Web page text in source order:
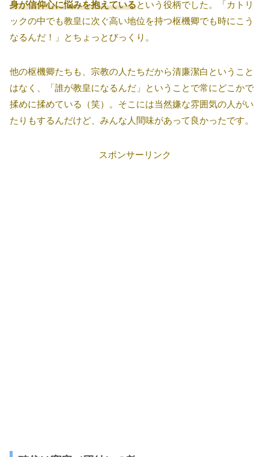
身が信仰心に悩みを抱えているという役柄でした。「カトリ
ックの中でも教皇に次ぐ高い地位を持つ枢機卿でも時にこう
なるんだ！」とちょっとびっくり。
他の枢機卿たちも、宗教の人たちだから清廉潔白ということ
はなく、「誰が教皇になるんだ」ということで常にどこかで
揉めに揉めている（笑）。そこには当然嫌な雰囲気の人がい
たりもするんだけど、みんな人間味があって良かったです。
スポンサーリンク